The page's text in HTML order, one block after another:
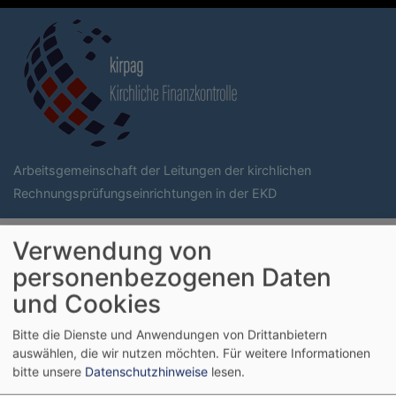
Direkt
Inhalt
Arbeitsgemeinschaft der Leitungen der kirchlichen
Rechnungsprüfungseinrichtungen in der EKD
Startseite Ordnungen
Ordnungen
Verwendung von
personenbezogenen Daten
und Cookies
Bitte die Dienste und Anwendungen von Drittanbietern
auswählen, die wir nutzen möchten. Für weitere Informationen
bitte unsere Datenschutzhinweise lesen.